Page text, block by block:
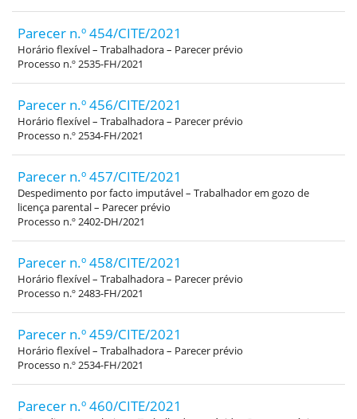
Parecer n.º 454/CITE/2021
Horário flexível – Trabalhadora – Parecer prévio
Processo n.º 2535-FH/2021
Parecer n.º 456/CITE/2021
Horário flexível – Trabalhadora – Parecer prévio
Processo n.º 2534-FH/2021
Parecer n.º 457/CITE/2021
Despedimento por facto imputável – Trabalhador em gozo de
licença parental – Parecer prévio
Processo n.º 2402-DH/2021
Parecer n.º 458/CITE/2021
Horário flexível – Trabalhadora – Parecer prévio
Processo n.º 2483-FH/2021
Parecer n.º 459/CITE/2021
Horário flexível – Trabalhadora – Parecer prévio
Processo n.º 2534-FH/2021
Parecer n.º 460/CITE/2021